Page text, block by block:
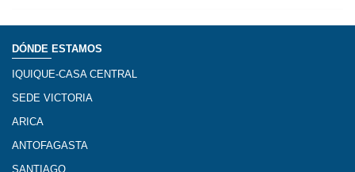
DÓNDE ESTAMOS
IQUIQUE-CASA CENTRAL
SEDE VICTORIA
ARICA
ANTOFAGASTA
SANTIAGO